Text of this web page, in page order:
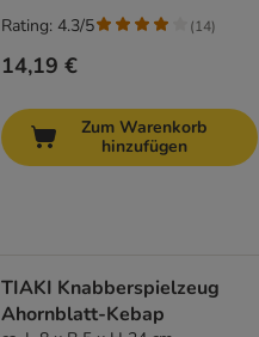
14,19 €
Rating: 4.3/5 (14)
Zum Warenkorb
hinzufügen
TIAKI Knabberspielzeug
Ahornblatt-Kebap